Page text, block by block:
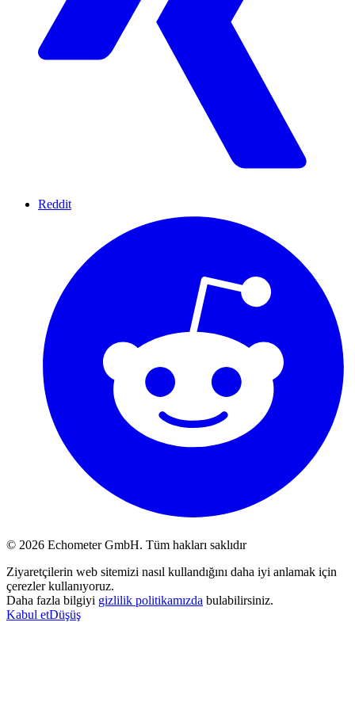
Reddit
© 2026 Echometer GmbH. Tüm hakları saklıdır
Ziyaretçilerin web sitemizi nasıl kullandığını daha iyi anlamak için
çerezler kullanıyoruz.
Daha fazla bilgiyi gizlilik politikamızda bulabilirsiniz.
Kabul etDüşüş